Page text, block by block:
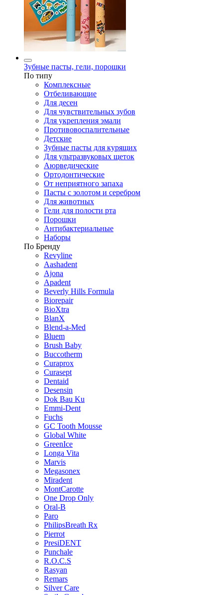
Зубные пасты, гели, порошки
По типу
Комплексные
Отбеливающие
Для десен
Для чувствительных зубов
Для укрепления эмали
Противовоспалительные
Детские
Зубные пасты для курящих
Для ультразвуковых щеток
Аюрведические
Ортодонтические
От неприятного запаха
Пасты с золотом и серебром
Для животных
Гели для полости рта
Порошки
Антибактериальные
Наборы
По Бренду
Revyline
Aashadent
Ajona
Apadent
Beverly Hills Formula
Biorepair
BioXtra
BlanX
Blend-a-Med
Bluem
Brush Baby
Buccotherm
Curaprox
Curasept
Dentaid
Desensin
Dok Bau Ku
Emmi-Dent
Fuchs
GC Tooth Mousse
Global White
GreenIce
Longa Vita
Marvis
Megasonex
Miradent
MontCarotte
One Drop Only
Oral-B
Paro
PhilipsBreath Rx
Pierrot
PresiDENT
Punchale
R.O.C.S
Rasyan
Remars
Silver Care